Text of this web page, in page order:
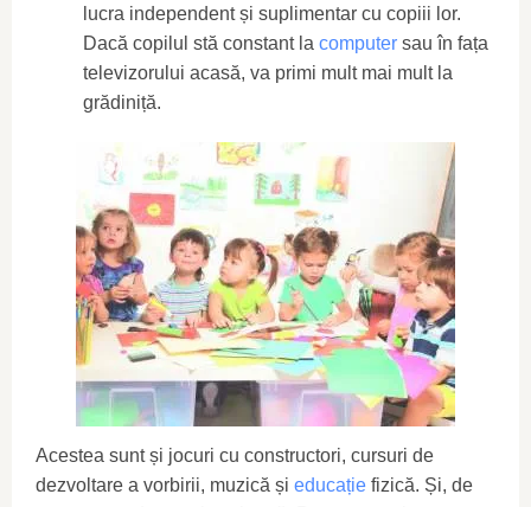
lucra independent și suplimentar cu copiii lor.
Dacă copilul stă constant la computer sau în fața
televizorului acasă, va primi mult mai mult la
grădiniță.
Acestea sunt și jocuri cu constructori, cursuri de
dezvoltare a vorbirii, muzică și educație fizică. Și, de